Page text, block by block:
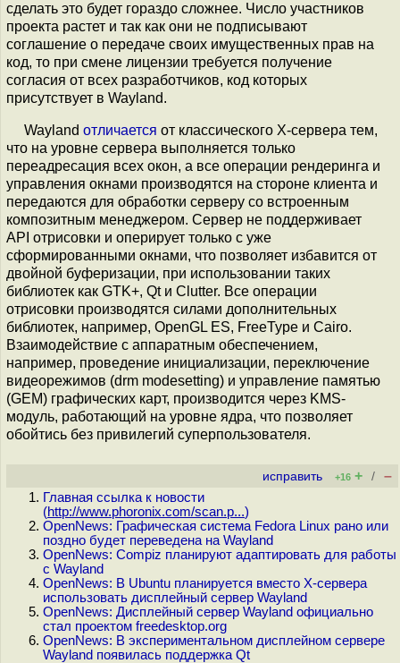
сделать это будет гораздо сложнее. Число участников
проекта растет и так как они не подписывают
соглашение о передаче своих имущественных прав на
код, то при смене лицензии требуется получение
согласия от всех разработчиков, код которых
присутствует в Wayland.
Wayland отличается от классического X-сервера тем,
что на уровне сервера выполняется только
переадресация всех окон, а все операции рендеринга и
управления окнами производятся на стороне клиента и
передаются для обработки серверу со встроенным
композитным менеджером. Сервер не поддерживает
API отрисовки и оперирует только с уже
сформированными окнами, что позволяет избавится от
двойной буферизации, при использовании таких
библиотек как GTK+, Qt и Clutter. Все операции
отрисовки производятся силами дополнительных
библиотек, например, OpenGL ES, FreeType и Cairo.
Взаимодействие с аппаратным обеспечением,
например, проведение инициализации, переключение
видеорежимов (drm modesetting) и управление памятью
(GEM) графических карт, производится через KMS-
модуль, работающий на уровне ядра, что позволяет
обойтись без привилегий суперпользователя.
исправить +16 + / –
Главная ссылка к новости
(http://www.phoronix.com/scan.p...)
OpenNews: Графическая система Fedora Linux рано или
поздно будет переведена на Wayland
OpenNews: Compiz планируют адаптировать для работы
с Wayland
OpenNews: В Ubuntu планируется вместо X-сервера
использовать дисплейный сервер Wayland
OpenNews: Дисплейный сервер Wayland официально
стал проектом freedesktop.org
OpenNews: В экспериментальном дисплейном сервере
Wayland появилась поддержка Qt